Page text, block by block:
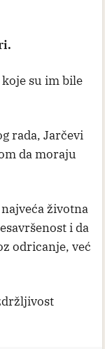
su im bile
rada, Jarčevi
da moraju
životna
i da
odricanje, već